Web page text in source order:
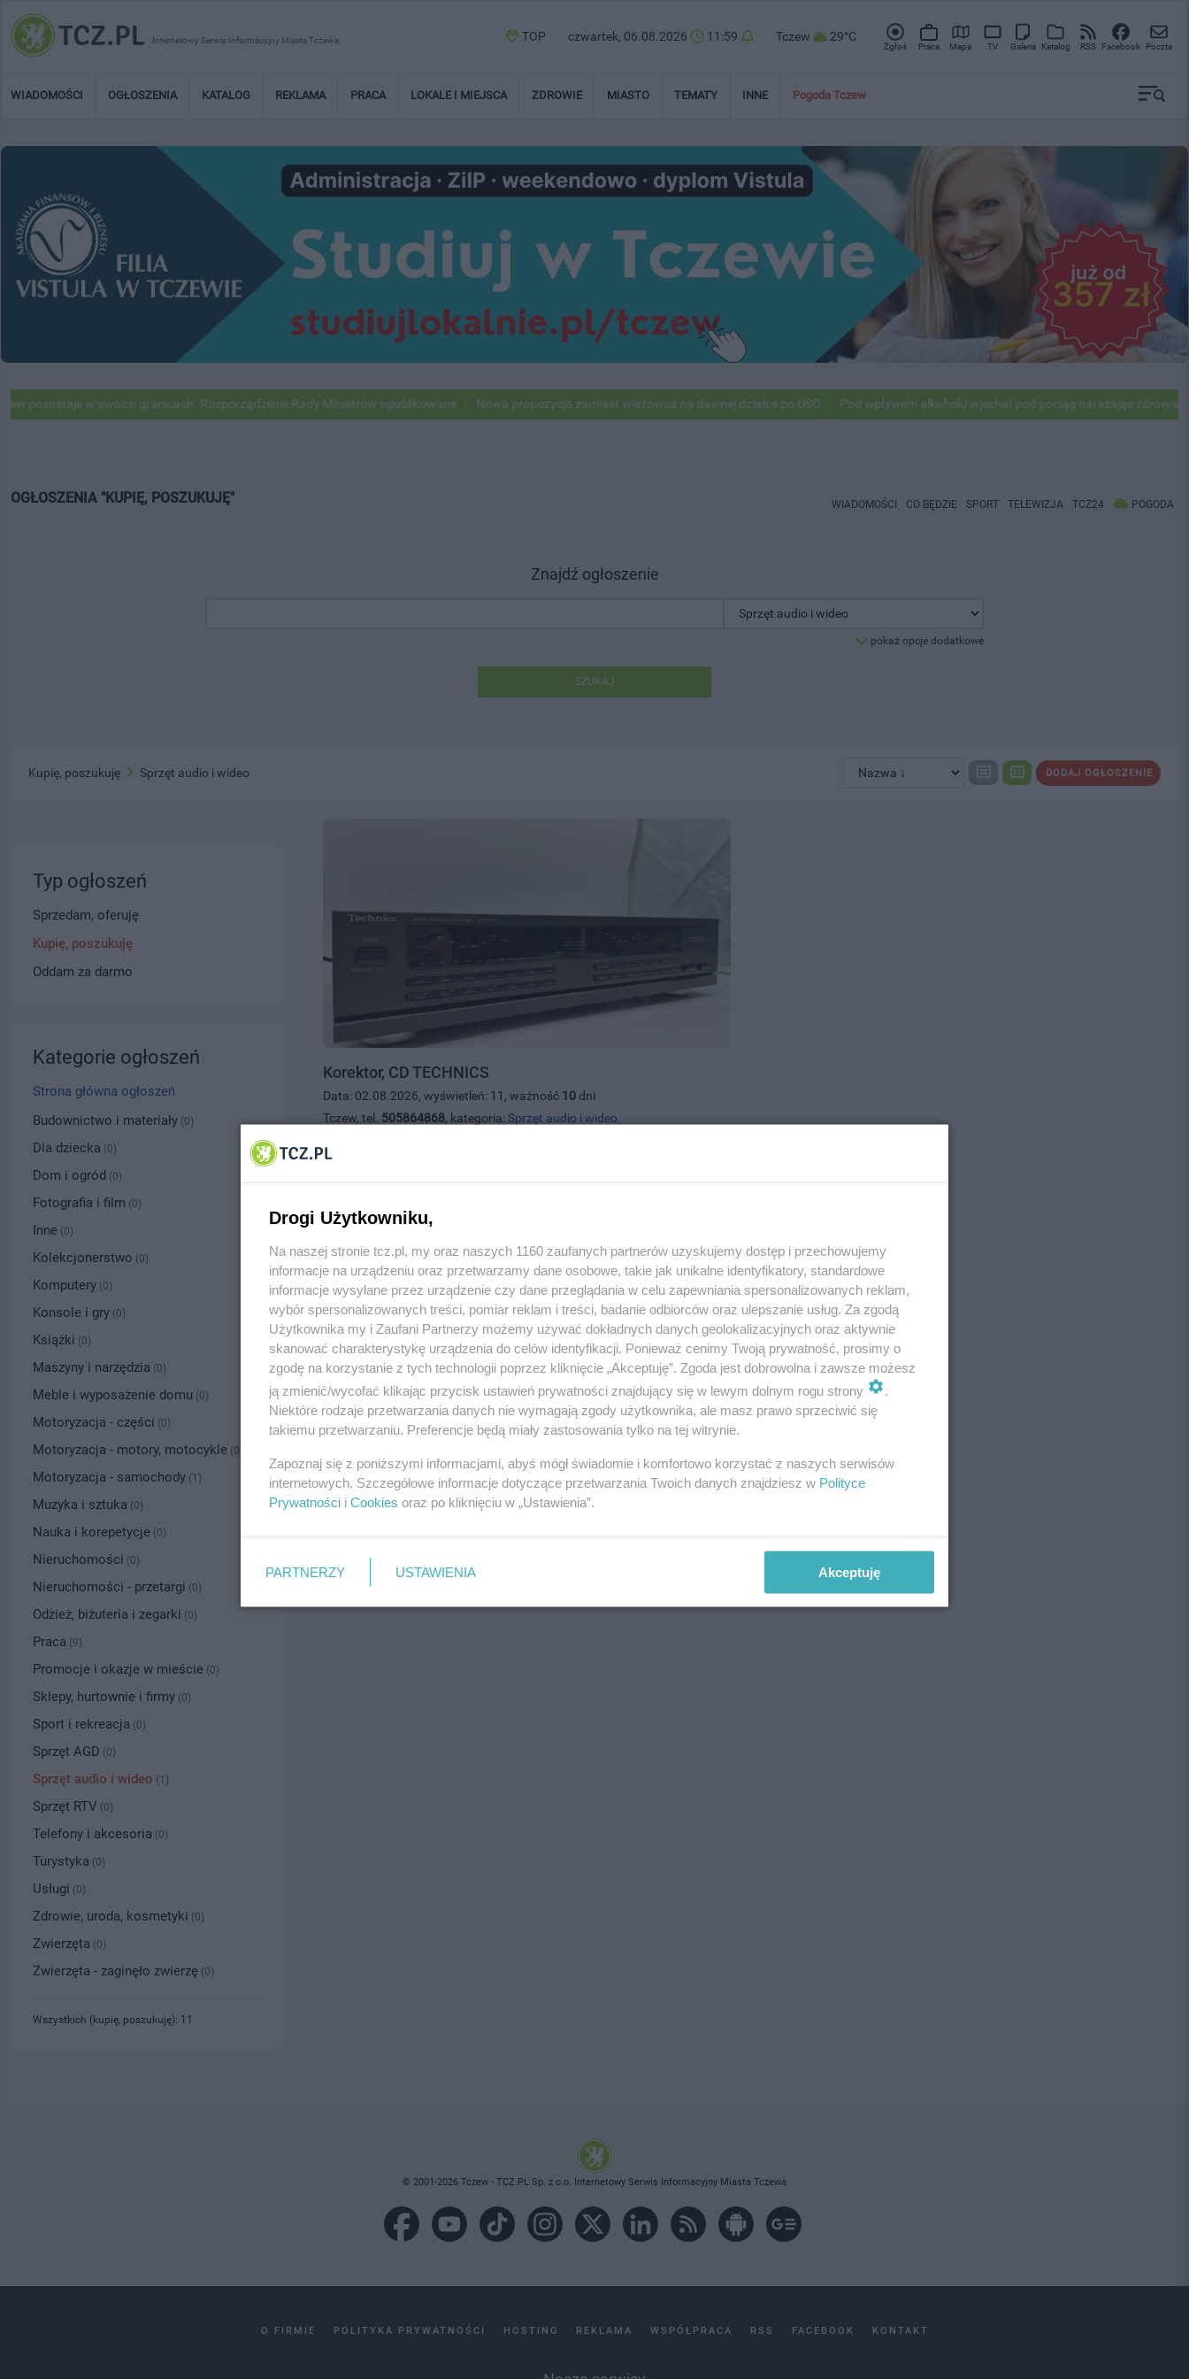
Internetowy Serwis Informacyjny Miasta Tczewa TOP czwartek, 06.08.2026 11:59 Tczew 29°C
Zgłoś Praca Mapa TV Galeria Katalog RSS Facebook Poczta
WIADOMOŚCI OGŁOSZENIA KATALOG REKLAMA PRACA LOKALE I MIEJSCA ZDROWIE MIASTO TEMATY INNE Pogoda Tczew
w swoich granicach. Rozporządzenie Rady Ministrów opublikowane Nowa propozycja zamiast wieżowca na dawnej działce po USC Pod wpływem alkoholu wjechał pod pociąg narażając zdrowie i
OGŁOSZENIA "KUPIĘ, POSZUKUJĘ" WIADOMOŚCI CO BĘDZIE SPORT TELEWIZJA TCZ24 POGODA
Znajdź ogłoszenie
pokaż opcje dodatkowe
SZUKAJ
DODAJ OGŁOSZENIE
Kupię, poszukuję Sprzęt audio i wideo
Korektor, CD TECHNICS
Data: 02.08.2026, wyświetleń: 11, ważność 10dni
Tczew, tel. 505864868, kategoria: Sprzęt audio i wideo
strona 1 z1
Typ ogłoszeń
Sprzedam, oferuję
Kupię, poszukuję
Oddam za darmo
Kategorie ogłoszeń
Strona główna ogłoszeń
Budownictwo i materiały (0)
Dla dziecka (0)
Dom i ogród (0)
Fotografia i film (0)
Inne (0)
Kolekcjonerstwo (0)
Komputery (0)
Konsole i gry (0)
Książki (0)
Maszyny i narzędzia (0)
Meble i wyposażenie domu (0)
Motoryzacja - części (0)
Motoryzacja - motory, motocykle (0)
Motoryzacja - samochody (1)
Muzyka i sztuka (0)
Nauka i korepetycje (0)
Nieruchomości (0)
Nieruchomości - przetargi (0)
Odzież, biżuteria i zegarki (0)
Praca (9)
Promocje i okazje w mieście (0)
Sklepy, hurtownie i firmy (0)
Sport i rekreacja (0)
Sprzęt AGD (0)
Sprzęt audio i wideo (1)
Sprzęt RTV (0)
Telefony i akcesoria (0)
Turystyka (0)
Usługi (0)
Zdrowie, uroda, kosmetyki (0)
Zwierzęta (0)
Zwierzęta - zaginęło zwierzę (0)
Wszystkich (kupię, poszukuję): 11
© 2001-2026 Tczew - TCZ.PL Sp. z o.o. Internetowy Serwis Informacyjny Miasta Tczewa
O FIRMIE POLITYKA PRYWATNOŚCI HOSTING REKLAMA WSPÓŁPRACA RSS FACEBOOK KONTAKT
Drogi Użytkowniku,
Na naszej stronie tcz.pl, my oraz naszych 1160 zaufanych partnerów uzyskujemy dostęp i przechowujemy
informacje na urządzeniu oraz przetwarzamy dane osobowe, takie jak unikalne identyfikatory, standardowe
informacje wysyłane przez urządzenie czy dane przeglądania w celu zapewniania spersonalizowanych reklam,
wybór spersonalizowanych treści, pomiar reklam i treści, badanie odbiorców oraz ulepszanie usług. Za zgodą
Użytkownika my i Zaufani Partnerzy możemy używać dokładnych danych geolokalizacyjnych oraz aktywnie
skanować charakterystykę urządzenia do celów identyfikacji. Ponieważ cenimy Twoją prywatność, prosimy o
zgodę na korzystanie z tych technologii poprzez kliknięcie „Akceptuję”. Zgoda jest dobrowolna i zawsze możesz
ją zmienić/wycofać klikając przycisk ustawień prywatności znajdujący się w lewym dolnym rogu strony
Niektóre rodzaje przetwarzania danych nie wymagają zgody użytkownika, ale masz prawo sprzeciwić się
takiemu przetwarzaniu. Preferencje będą miały zastosowania tylko na tej witrynie.
Zapoznaj się z poniższymi informacjami, abyś mógł świadomie i komfortowo korzystać z naszych serwisów
internetowych. Szczegółowe informacje dotyczące przetwarzania Twoich danych znajdziesz w Polityce
Prywatności i Cookies oraz po kliknięciu w „Ustawienia”.
PARTNERZY USTAWIENIA Akceptuję